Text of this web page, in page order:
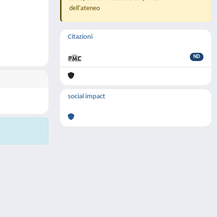
dell'ateneo
Citazioni
ND
social impact